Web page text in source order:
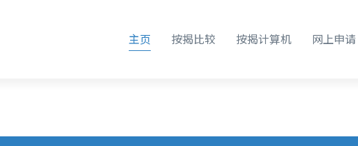
主页 按揭比较 按揭计算机 网上申请